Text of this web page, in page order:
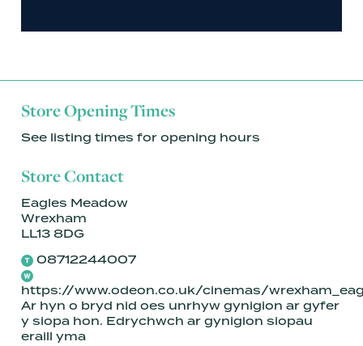
Store Opening Times
See listing times for opening hours
Store Contact
Eagles Meadow
Wrexham
LL13 8DG
08712244007
https://www.odeon.co.uk/cinemas/
Ar hyn o bryd nid oes unrhyw gynigion ar gyfer
y siopa hon. Edrychwch ar gynigion siopau
eraill yma